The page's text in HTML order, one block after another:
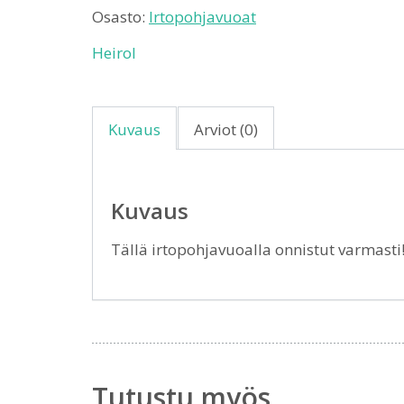
Osasto: Irtopohjavuoat
Heirol
Kuvaus Arviot (0)
Kuvaus
Tällä irtopohjavuoalla onnistut varmasti!